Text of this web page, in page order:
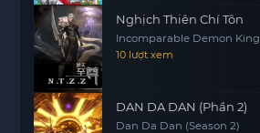
Nghịch Thiên Chí Tôn
Incomparable Demon King
10 lượt xem
DAN DA DAN (Phần 2)
Dan Da Dan (Season 2)